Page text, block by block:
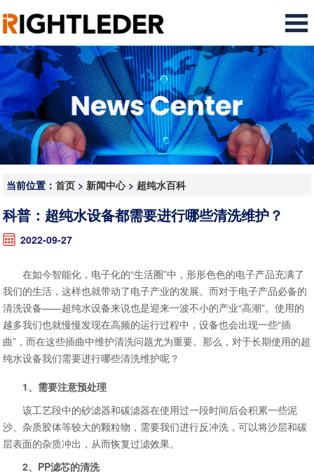
当前位置： 首页> 新闻中心> 超纯水百科
科普：超纯水设备都需要进行哪些清洗维护？
2022-09-27
在如今智能化，电子化的“生活圈”中，形形色色的电子产品充满了
我们的生活，这样也就带动了电子产业的发展。而对于电子产品必备的
清洗设备——超纯水设备来说也是迎来一波不小的产业“高潮”。使用的
越多我们也就慢慢发现在高频的运行过程中，设备也会出现一些“插
曲”，而在这些插曲中维护清洗问题尤为重要。那么，对于长期使用的超
纯水设备我们需要进行哪些清洗维护呢？
1、需要注意预处理
该工艺段中的砂滤器和碳滤器在使用过一段时间后会积累一些泥
沙、杂质胶体等较大的颗粒物，需要我们进行反冲洗，可以将沙层和碳
层表面的杂质冲出，从而恢复过滤效果。
2、PP滤芯的清洗